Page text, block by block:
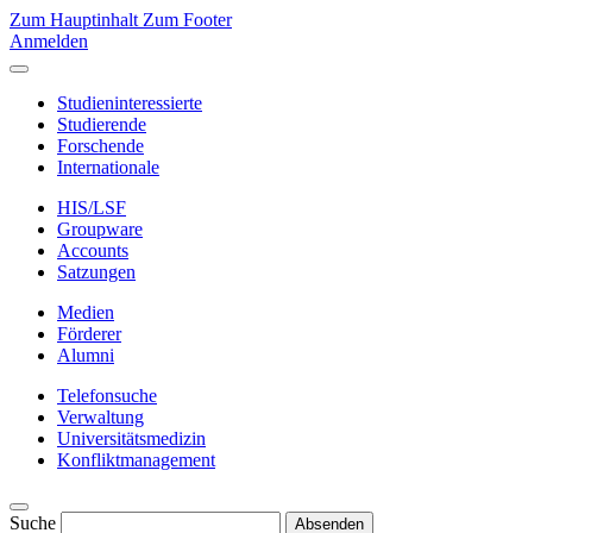
Zum Hauptinhalt Zum Footer
Anmelden
Studieninteressierte
Studierende
Forschende
Internationale
HIS/LSF
Groupware
Accounts
Satzungen
Medien
Förderer
Alumni
Telefonsuche
Verwaltung
Universitätsmedizin
Konfliktmanagement
Suche Absenden